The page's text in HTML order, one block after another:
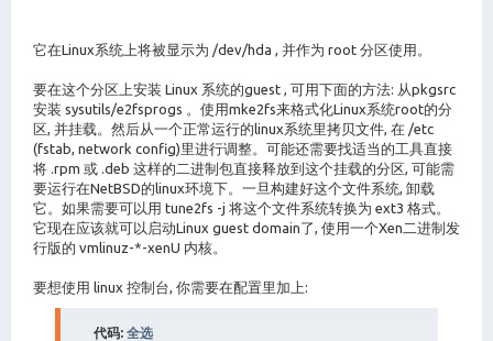
它在Linux系统上将被显示为 /dev/hda , 并作为 root 分区使用。
要在这个分区上安装 Linux 系统的guest , 可用下面的方法: 从pkgsrc
安装 sysutils/e2fsprogs 。使用mke2fs来格式化Linux系统root的分
区, 并挂载。然后从一个正常运行的linux系统里拷贝文件, 在 /etc
(fstab, network config)里进行调整。可能还需要找适当的工具直接
将 .rpm 或 .deb 这样的二进制包直接释放到这个挂载的分区, 可能需
要运行在NetBSD的linux环境下。一旦构建好这个文件系统, 卸载
它。如果需要可以用 tune2fs -j 将这个文件系统转换为 ext3 格式。
它现在应该就可以启动Linux guest domain了, 使用一个Xen二进制发
行版的 vmlinuz-*-xenU 内核。
要想使用 linux 控制台, 你需要在配置里加上:
代码: 全选